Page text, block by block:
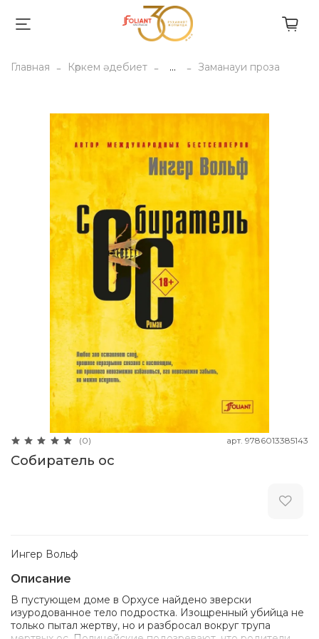
Главная Көркем әдебиет ... Заманауи проза
(0) арт. 9786013385143
Собиратель ос
Ингер Вольф
Описание
В пустующем доме в Орхусе найдено зверски
изуродованное тело подростка. Изощренный убийца не
только пытал жертву, но и разбросал вокруг трупа